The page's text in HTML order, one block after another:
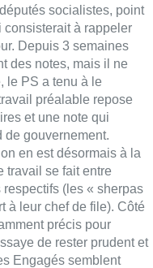
socialistes, point
consisterait à rappeler
Depuis 3 semaines
des notes, mais il ne
le PS a tenu à le
préalable repose
et une note qui
de gouvernement.
en est désormais à la
travail se fait entre
(les « sherpas
à leur chef de file). Côté
précis pour
de rester prudent et
Engagés semblent